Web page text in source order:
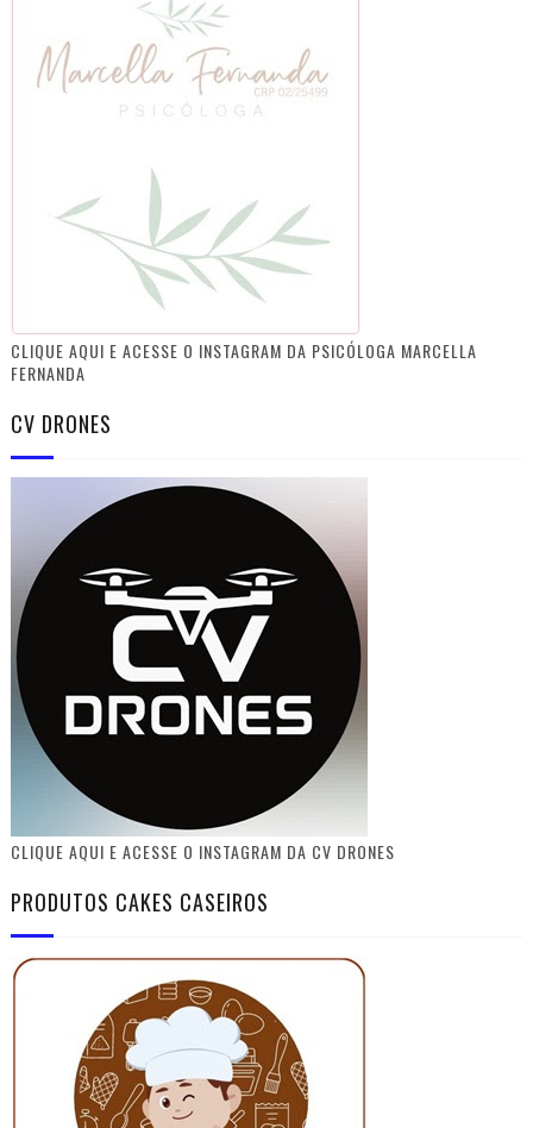
CLIQUE AQUI E ACESSE O INSTAGRAM DA PSICÓLOGA MARCELLA
FERNANDA
CV DRONES
CLIQUE AQUI E ACESSE O INSTAGRAM DA CV DRONES
PRODUTOS CAKES CASEIROS